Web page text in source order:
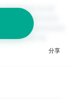
分享